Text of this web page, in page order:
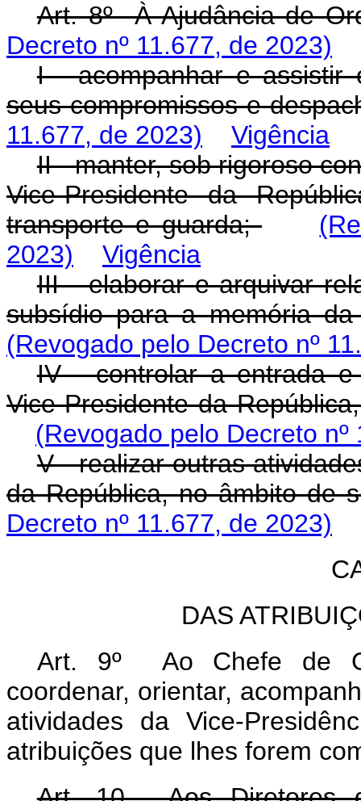
Art. 8º À Ajudância de
Decreto nº 11.677, de 2023)
I - acompanhar e assistir
seus compromissos e
11.677, de 2023)
Vigência
II - manter, sob rigoroso
Vice-Presidente da
transporte e guarda;
2023)
Vigência
III - elaborar e arquivar
subsídio para a memória da
(Revogado pelo Decreto nº
IV - controlar a entrada
Vice-Presidente da
(Revogado pelo Decreto nº
V - realizar outras
da República, no âmbito de
Decreto nº 11.677, de 2023)
DAS
Art. 9º Ao Chefe de
coordenar, orientar,
atividades da Vice-
atribuições que lhes forem